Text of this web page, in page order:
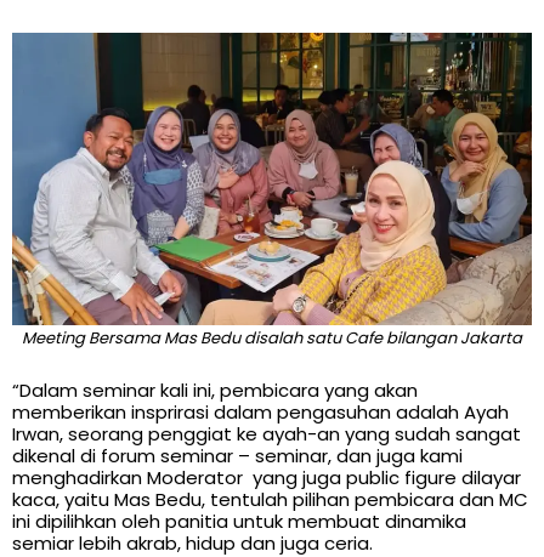
Meeting Bersama Mas Bedu disalah satu Cafe bilangan Jakarta
“Dalam seminar kali ini, pembicara yang akan
memberikan insprirasi dalam pengasuhan adalah Ayah
Irwan, seorang penggiat ke ayah-an yang sudah sangat
dikenal di forum seminar – seminar, dan juga kami
menghadirkan Moderator yang juga public figure dilayar
kaca, yaitu Mas Bedu, tentulah pilihan pembicara dan MC
ini dipilihkan oleh panitia untuk membuat dinamika
semiar lebih akrab, hidup dan juga ceria.